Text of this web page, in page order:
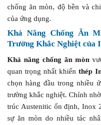
chống ăn mòn, độ bền và
của ứng dụng.
Khả Năng Chống Ăn
Trường Khắc Nghiệt của
Khả năng chống ăn mòn
quan trọng nhất khiếnthép
chọn hàng đầu trong nhiều
trường khắc nghiệt. Chính
trúc Austenitic ổn định, Inox
sự ăn mòn do nhiều tác